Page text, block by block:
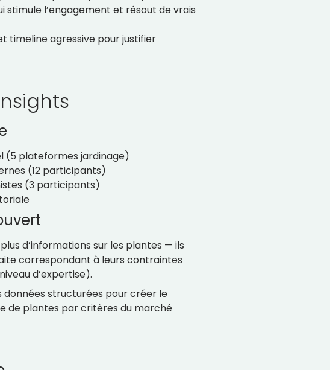
stimule l’engagement et résout de vrais
timeline agressive pour justifier
(5 plateformes jardinage)
(12 participants)
(3 participants)
d’informations sur les plantes — ils
correspondant à leurs contraintes
d’expertise).
données structurées pour créer le
de plantes par critères du marché